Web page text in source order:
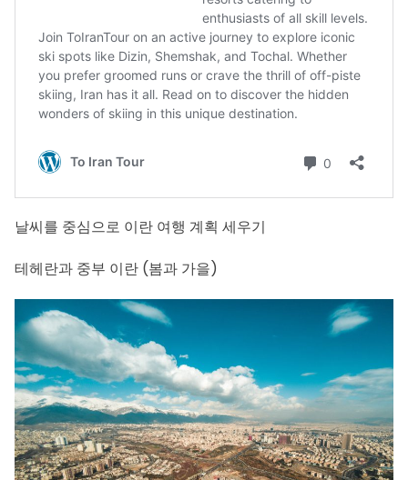
날씨를 중심으로 이란 여행 계획 세우기
테헤란과 중부 이란 (봄과 가을)